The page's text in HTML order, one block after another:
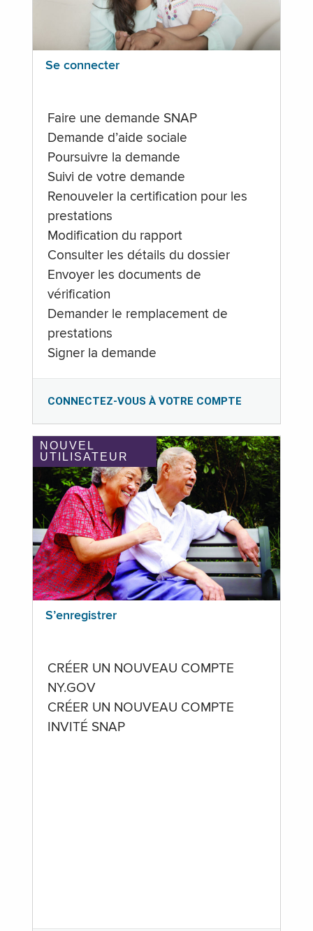
Se connecter
Faire une demande SNAP
Demande d’aide sociale
Poursuivre la demande
Suivi de votre demande
Renouveler la certification pour les
prestations
Modification du rapport
Consulter les détails du dossier
Envoyer les documents de
vérification
Demander le remplacement de
prestations
Signer la demande
CONNECTEZ-VOUS À VOTRE COMPTE
NOUVEL
UTILISATEUR
S’enregistrer
CRÉER UN NOUVEAU COMPTE
NY.GOV
CRÉER UN NOUVEAU COMPTE
INVITÉ SNAP